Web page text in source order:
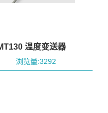
温度变送器
浏览量:3292